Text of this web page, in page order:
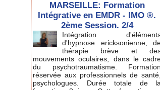
MARSEILLE: Formation
Intégrative en EMDR - IMO ®.
2ème Session. 2/4
Intégration
d'hypnose ericksonienne,
thérapie brève et
mouvements oculaires, dans le
du psychotraumatisme. Formation
réservée aux professionnels de santé,
psychologues. Durée totale de la